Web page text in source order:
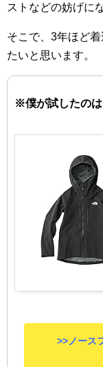
ストなどの妨げに
そこで、3年ほど
たいと思います。
※僕が試したの
>>ノース